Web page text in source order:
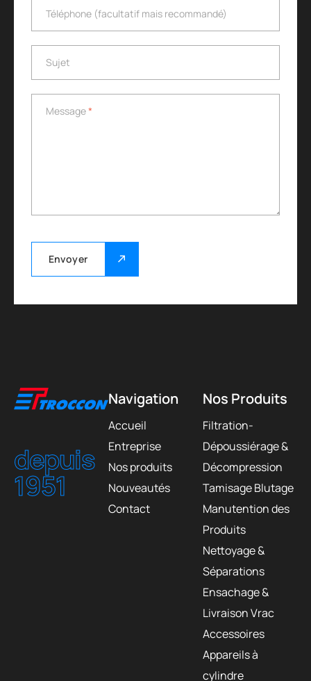
Téléphone (facultatif mais recommandé)
Sujet
Message*
Envoyer
depuis
1951
Navigation
Accueil
Entreprise
Nos produits
Nouveautés
Contact
Nos Produits
Filtration-
Dépoussiérage &
Décompression
Tamisage Blutage
Manutention des
Produits
Nettoyage &
Séparations
Ensachage &
Livraison Vrac
Accessoires
Appareils à
cylindre